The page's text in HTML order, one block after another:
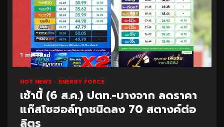
1 min read
HOT NEWS ENERGY FORCE
เช้านี้ (6 ส.ค.) ปตท.-บางจาก ลดราคา
แก๊สโซฮอล์ทุกชนิดลง 70 สตางค์ต่อ
ลิตร